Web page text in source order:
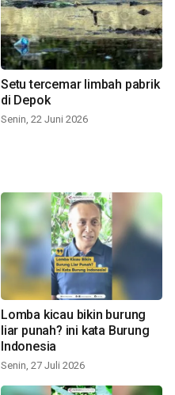
Setu tercemar limbah pabrik
di Depok
Senin, 22 Juni 2026
Lomba kicau bikin burung
liar punah? ini kata Burung
Indonesia
Senin, 27 Juli 2026